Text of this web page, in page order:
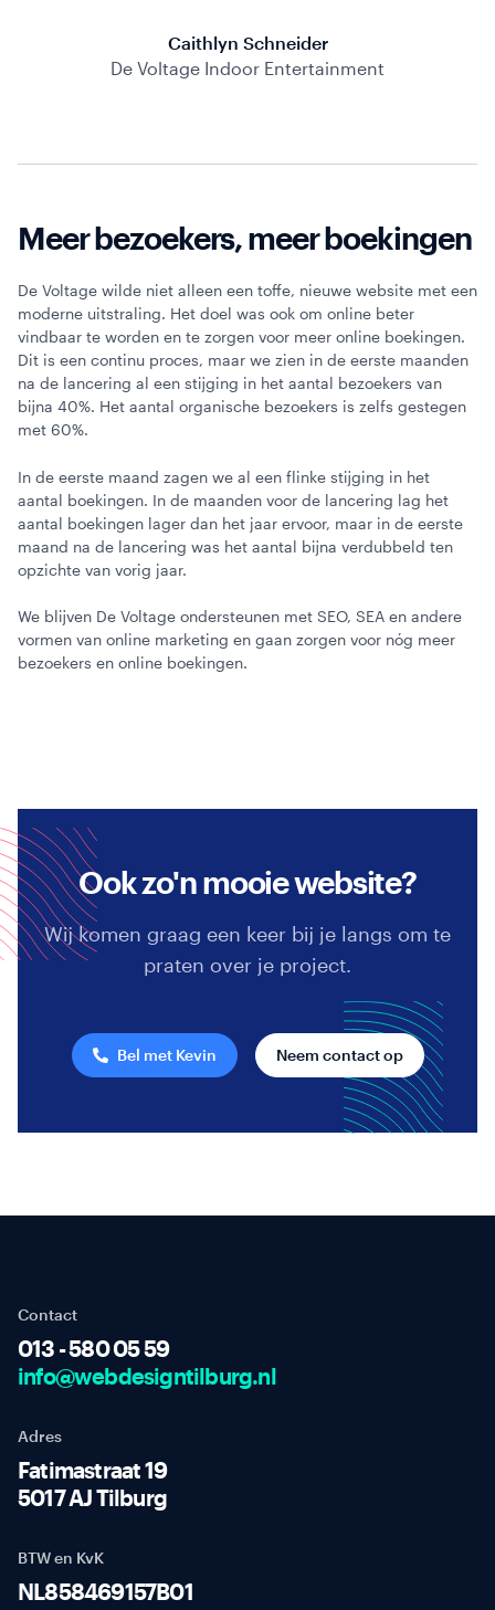
Caithlyn Schneider
De Voltage Indoor Entertainment
Meer bezoekers, meer boekingen
De Voltage wilde niet alleen een toffe, nieuwe website met een
moderne uitstraling. Het doel was ook om online beter
vindbaar te worden en te zorgen voor meer online boekingen.
Dit is een continu proces, maar we zien in de eerste maanden
na de lancering al een stijging in het aantal bezoekers van
bijna 40%. Het aantal organische bezoekers is zelfs gestegen
met 60%.
In de eerste maand zagen we al een flinke stijging in het
aantal boekingen. In de maanden voor de lancering lag het
aantal boekingen lager dan het jaar ervoor, maar in de eerste
maand na de lancering was het aantal bijna verdubbeld ten
opzichte van vorig jaar.
We blijven De Voltage ondersteunen met SEO, SEA en andere
vormen van online marketing en gaan zorgen voor nóg meer
bezoekers en online boekingen.
Ook zo'n mooie website?
Wij komen graag een keer bij je langs om te
praten over je project.
Bel met Kevin Neem contact op
Contact
013 - 580 05 59
info@webdesigntilburg.nl
Adres
Fatimastraat 19
5017 AJ Tilburg
BTW en KvK
NL858469157B01